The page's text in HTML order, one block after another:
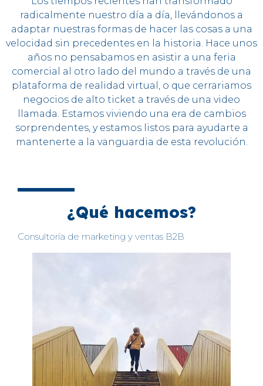
radicalmente nuestro día a día, llevándonos a
adaptar nuestras formas de hacer las cosas a una
velocidad sin precedentes en la historia. Hace unos
años no pensabamos en asistir a una feria
comercial al otro lado del mundo a través de una
plataforma de realidad virtual, o que cerrariamos
negocios de alto ticket a través de una video
llamada. Estamos viviendo una era de cambios
sorprendentes, y estamos listos para ayudarte a
mantenerte a la vanguardia de esta revolución.
¿Qué hacemos?
Consultoría de marketing y ventas B2B